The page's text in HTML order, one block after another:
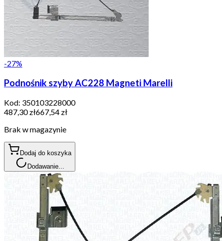
-27%
Podnośnik szyby AC228 Magneti Marelli
Kod: 350103228000
487,30 zł667,54 zł
Brak w magazynie
Dodaj do koszyka
Dodawanie...